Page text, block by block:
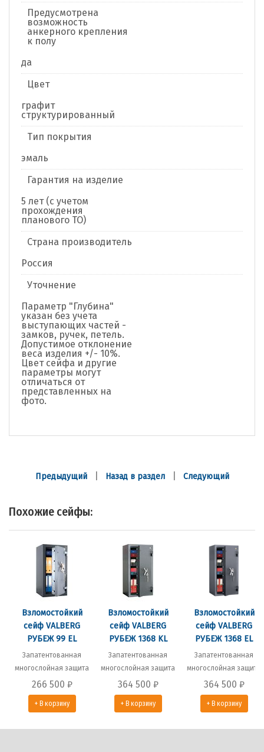
Предусмотрена
возможность
анкерного крепления
к полу
да
Цвет
графит
структурированный
Тип покрытия
эмаль
Гарантия на изделие
5 лет (с учетом
прохождения
планового ТО)
Страна производитель
Россия
Уточнение
Параметр "Глубина"
указан без учета
выступающих частей -
замков, ручек, петель.
Допустимое отклонение
веса изделия +/- 10%.
Цвет сейфа и другие
параметры могут
отличаться от
представленных на
фото.
Предыдущий| Назад в раздел| Следующий
Похожие сейфы:
Взломостойкий
сейф VALBERG
РУБЕЖ 99 EL
Запатентованная
многослойная защита
266 500 ₽
+ В корзину
Взломостойкий
сейф VALBERG
РУБЕЖ 1368 KL
Запатентованная
многослойная защита
364 500 ₽
+ В корзину
Взломостойкий
сейф VALBERG
РУБЕЖ 1368 EL
Запатентованная
многослойная защита
364 500 ₽
+ В корзину